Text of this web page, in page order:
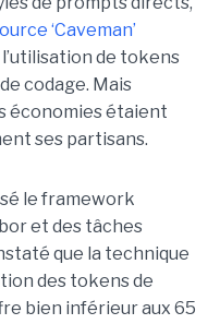
‘Caveman’
de tokens
codage. Mais
économies étaient
ses partisans.
le framework
et des tâches
que la technique
des tokens de
bien inférieur aux 65